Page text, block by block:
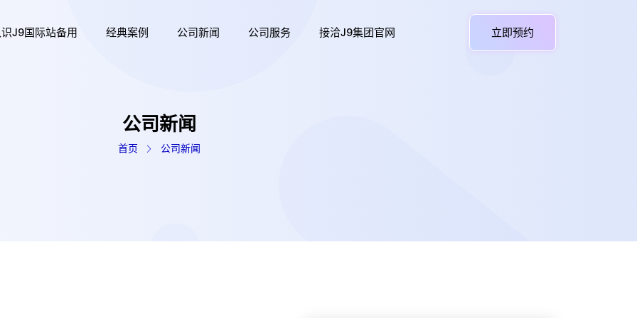
j9国际站备用 经典案例 公司新闻 公司服务 接洽J9集团官网 立即预约
公司新闻
首页 公司新闻